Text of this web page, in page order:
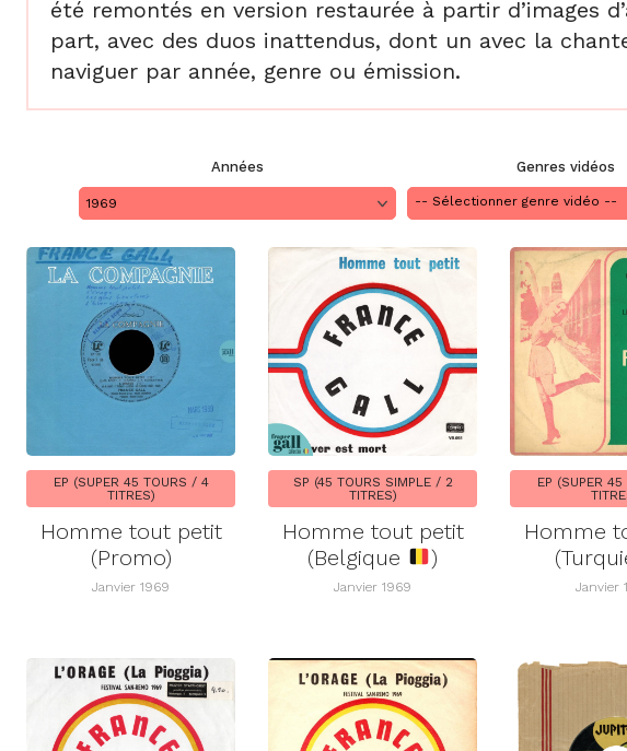
été remontés en version restaurée à partir d’images
part, avec des duos inattendus, dont un avec la
naviguer par année, genre ou émission.
Années
1969
Genres vidéos
EP (SUPER 45 TOURS / 4
TITRES)
Homme tout petit
(Promo)
Janvier 1969
SP (45 TOURS SIMPLE / 2
TITRES)
Homme tout petit
(Belgique
)
Janvier 1969
EP (SUPER
Homme
Janvier